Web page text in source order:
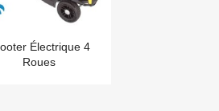
Électrique 4
Roues